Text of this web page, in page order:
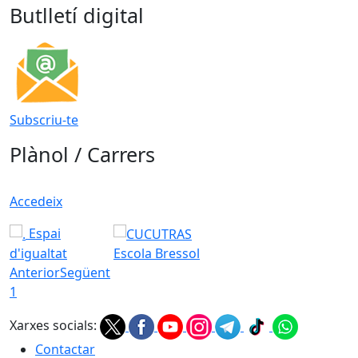
Butlletí digital
Subscriu-te
Plànol / Carrers
Accedeix
Espai
d'igualtat
Escola Bressol
AnteriorSegüent
1
Xarxes socials:
Contactar